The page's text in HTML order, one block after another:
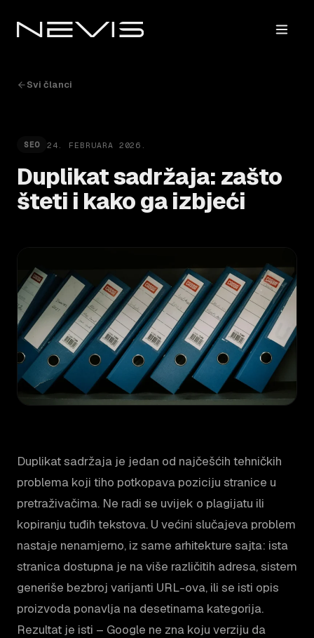
Svi članci
SEO 24. FEBRUARA 2026.
Duplikat sadržaja: zašto
šteti i kako ga izbjeći
Duplikat sadržaja je jedan od najčešćih tehničkih
problema koji tiho potkopava poziciju stranice u
pretraživačima. Ne radi se uvijek o plagijatu ili
kopiranju tuđih tekstova. U većini slučajeva problem
nastaje nenamjerno, iz same arhitekture sajta: ista
stranica dostupna je na više različitih adresa, sistem
generiše bezbroj varijanti URL-ova, ili se isti opis
proizvoda ponavlja na desetinama kategorija.
Rezultat je isti – Google ne zna koju verziju da